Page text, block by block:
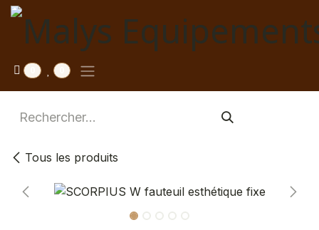
Se rendre au contenu
Tous les produits